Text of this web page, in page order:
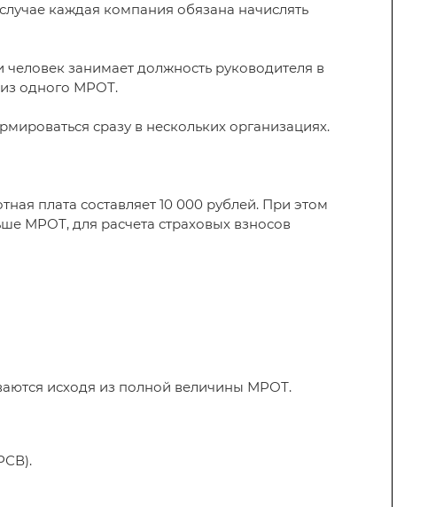
каждая компания обязана начислять
занимает должность руководителя в
из одного МРОТ.
сразу в нескольких организациях.
плата составляет 10 000 рублей. При этом
МРОТ, для расчета страховых взносов
исходя из полной величины МРОТ.